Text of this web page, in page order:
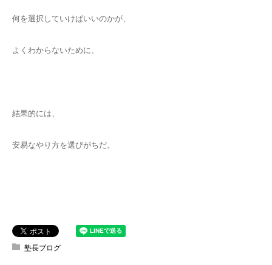
何を選択していけばいいのかが、
よくわからないために、
結果的には、
安易なやり方を選びがちだ。
塾長ブログ